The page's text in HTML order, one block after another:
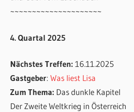
~~~~~~~~~~~~~~~~~~~~~
4. Quartal 2025
Nächstes Treffen:16.11.2025
Gastgeber:Was liest Lisa
Zum Thema: Das dunkle Kapitel
Der Zweite Weltkrieg in Österreich